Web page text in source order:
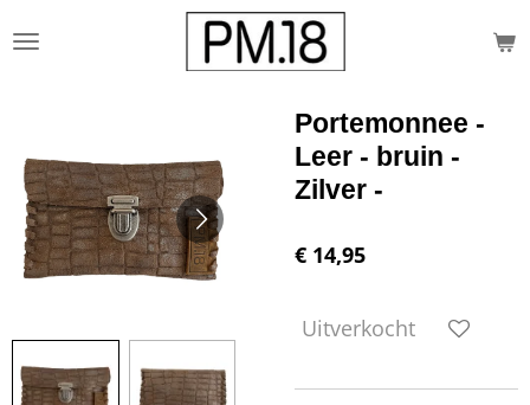
direct
Portemonnee -
Leer - bruin -
Zilver -
€ 14,95
Uitverkocht